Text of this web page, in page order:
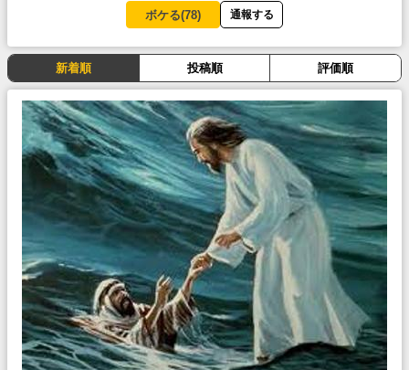
ボケる(78) 通報する
新着順 投稿順 評価順